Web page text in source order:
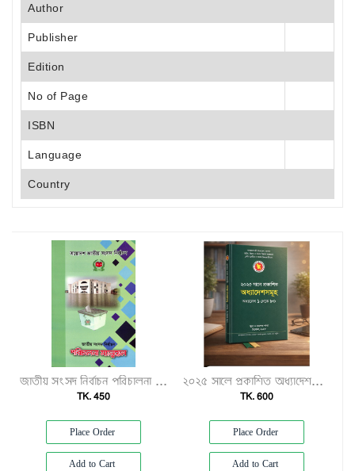
Author
Publisher
Edition
No of Page
ISBN
Language
Country
জাতীয় সংসদ নির্বাচন পরিচালনা ম্যানুয়েল"
TK. 450
Place Order
Add to Cart
২০২৫ সালে প্রকাশিত অধ্যাদেশসমূহ (অধ্যাদেশ ১–৮০)"
TK. 600
Place Order
Add to Cart